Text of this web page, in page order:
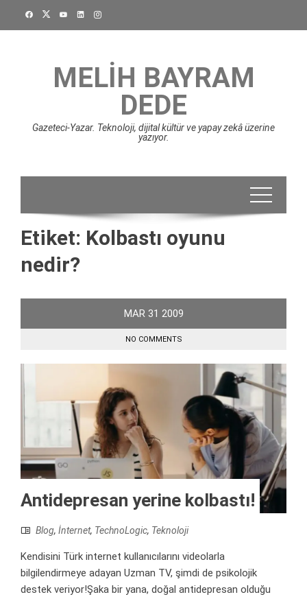
MELIH BAYRAM
DEDE
Gazeteci-Yazar. Teknoloji, dijital kültür ve yapay zekâ üzerine
yazıyor.
Etiket: Kolbastı oyunu
nedir?
MAR 31 2009
NO COMMENTS
Antidepresan yerine kolbastı!
Blog, İnternet, TechnoLogic, Teknoloji
Kendisini Türk internet kullanıcılarını videolarla
bilgilendirmeye adayan Uzman TV, şimdi de psikolojik
destek veriyor!Şaka bir yana, doğal antidepresan olduğu